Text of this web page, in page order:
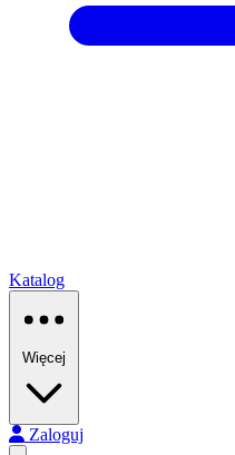
Katalog
Więcej
Zaloguj